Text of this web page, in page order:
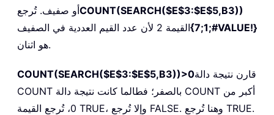
أو صفيف. تُرجعCOUNT(SEARCH($E$3:$E$5,B3))
القيمة 2 لأن عدد القيم العددية في الصفيف
{1;7;#VALUE!}
هو اثنان.
COUNT(SEARCH($E$3:$E$5,B3))>0قارن نتيجة دالة
COUNT بالصفر؛ فطالما كانت نتيجة دالة COUNT أكبر من
0، تُرجع القيمة TRUE، وإلا تُرجع FALSE. وهنا تُرجع TRUE.